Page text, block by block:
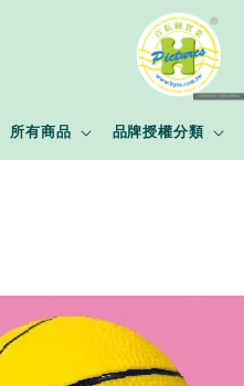
所有商品 品牌授權分類